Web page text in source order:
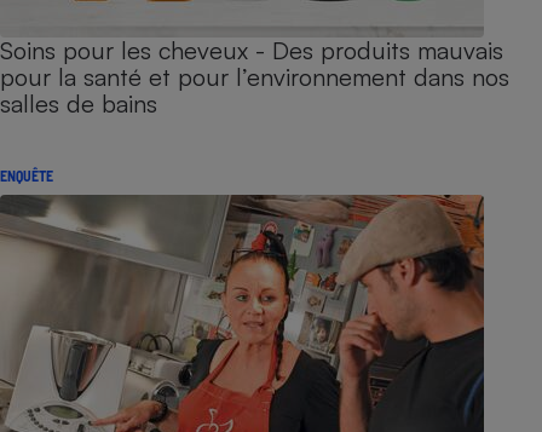
Soins pour les cheveux - Des produits mauvais
pour la santé et pour l’environnement dans nos
salles de bains
ENQUÊTE